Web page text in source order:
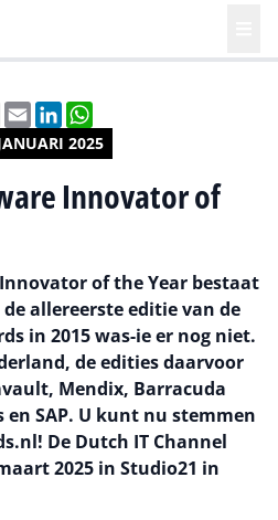
2025
X EmailLinkedIn
Innovator of
of the Year bestaat
allereerste editie van de
in 2015 was-ie er nog niet.
de edities daarvoor
Mendix, Barracuda
SAP. U kunt nu stemmen
De Dutch IT Channel
2025 in Studio21 in